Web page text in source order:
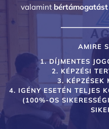
valamint bértámogatást
AMIRE
1. DÍJMENTES
2. KÉPZÉSI
3. KÉPZÉSEK
4. IGÉNY ESETÉN TELJES
(100%-OS